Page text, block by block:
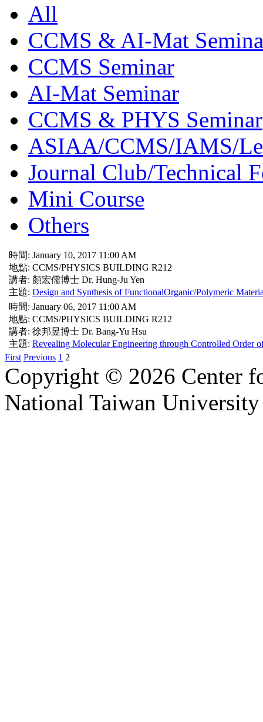
All
CCMS & AI-Mat
CCMS Seminar
AI-Mat Seminar
CCMS & PHYS Seminar
ASIAA/CCMS/IAMS/
Journal Club/Technical
Mini Course
Others
時間: January 10, 2017 11:00 AM
地點: CCMS/PHYSICS BUILDING R212
講者: 顏宏儒博士 Dr. Hung-Ju Yen
主題: Design and Synthesis of FunctionalOrganic/Polymeric
時間: January 06, 2017 11:00 AM
地點: CCMS/PHYSICS BUILDING R212
講者: 徐邦昱博士 Dr. Bang-Yu Hsu
主題: Revealing Molecular Engineering through Controlled Order
First Previous 1 2
Copyright © 2026 Center
National Taiwan University